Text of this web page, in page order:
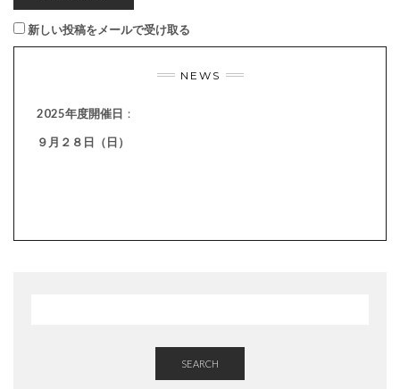
新しい投稿をメールで受け取る
NEWS
2025年度開催日 ：
９月２８日（日）
SEARCH